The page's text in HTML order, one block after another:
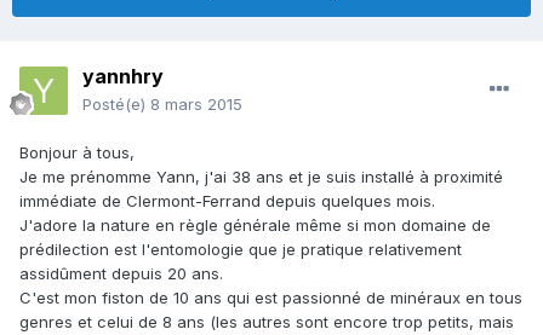
yannhry
Posté(e) 8 mars 2015
Bonjour à tous,
Je me prénomme Yann, j'ai 38 ans et je suis installé à proximité
immédiate de Clermont-Ferrand depuis quelques mois.
J'adore la nature en règle générale même si mon domaine de
prédilection est l'entomologie que je pratique relativement
assidûment depuis 20 ans.
C'est mon fiston de 10 ans qui est passionné de minéraux en tous
genres et celui de 8 ans (les autres sont encore trop petits, mais